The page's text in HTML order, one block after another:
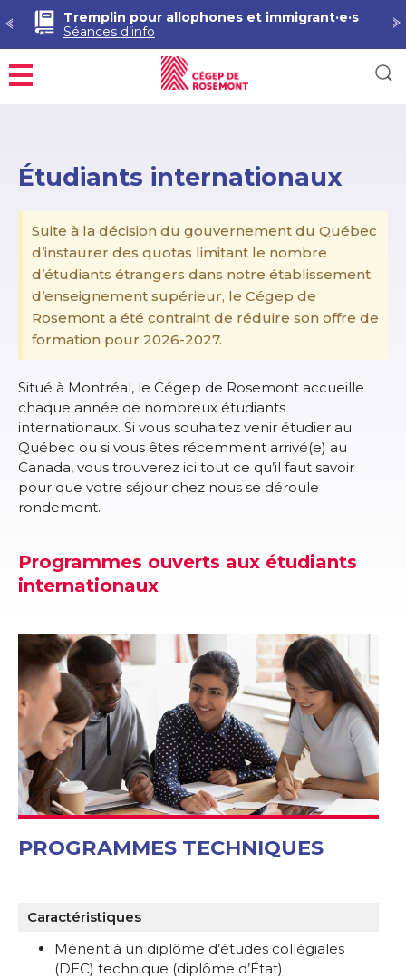
Tremplin pour allophones et immigrant·e·s
Séances d’info
Menu
Étudiants internationaux
Suite à la décision du gouvernement du Québec
d’instaurer des quotas limitant le nombre
d’étudiants étrangers dans notre établissement
d’enseignement supérieur, le Cégep de
Rosemont a été contraint de réduire son offre de
formation pour 2026-2027.
Situé à Montréal, le Cégep de Rosemont accueille
chaque année de nombreux étudiants
internationaux. Si vous souhaitez venir étudier au
Québec ou si vous êtes récemment arrivé(e) au
Canada, vous trouverez ici tout ce qu’il faut savoir
pour que votre séjour chez nous se déroule
rondement.
Programmes ouverts aux étudiants
internationaux
PROGRAMMES TECHNIQUES
Caractéristiques
Mènent à un diplôme d’études collégiales
(DEC) technique (diplôme d’État)